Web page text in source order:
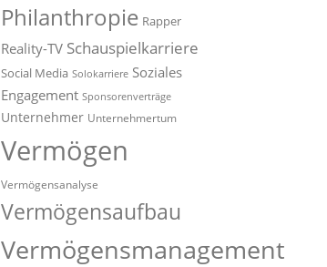
Philanthropie Rapper
Reality-TV Schauspielkarriere
Social Media Solokarriere Soziales
Engagement Sponsorenverträge
Unternehmer Unternehmertum
Vermögen
Vermögensanalyse
Vermögensaufbau
Vermögensmanagement